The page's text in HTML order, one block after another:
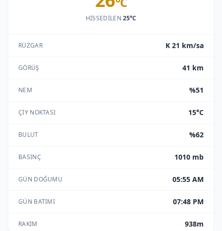
HISSEDILEN25°C
RÜZGAR K 21 km/sa
GÖRÜŞ 41 km
NEM %51
ÇIY NOKTASI 15°C
BULUT %62
BASINÇ 1010 mb
GÜN DOĞUMU 05:55 AM
GÜN BATIMI 07:48 PM
RAKIM 938m